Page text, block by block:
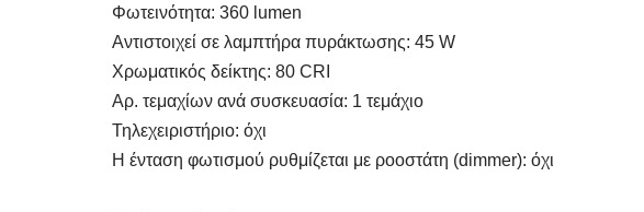
Φωτεινότητα: 360 lumen
Αντιστοιχεί σε λαμπτήρα πυράκτωσης: 45 W
Χρωματικός δείκτης: 80 CRI
Αρ. τεμαχίων ανά συσκευασία: 1 τεμάχιο
Τηλεχειριστήριο: όχι
Η ένταση φωτισμού ρυθμίζεται με ροοστάτη (dimmer): όχι